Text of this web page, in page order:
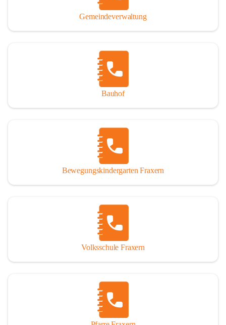
Gemeindeverwaltung
Bauhof
Bewegungskindergarten Fraxern
Volksschule Fraxern